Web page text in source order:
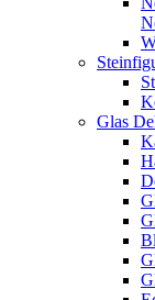
Glas